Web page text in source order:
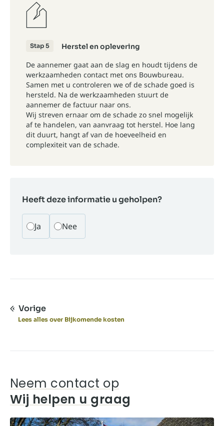
Stap 5 Herstel en oplevering
De aannemer gaat aan de slag en houdt tijdens de
werkzaamheden contact met ons Bouwbureau.
Samen met u controleren we of de schade goed is
hersteld. Na de werkzaamheden stuurt de
aannemer de factuur naar ons.
Wij streven ernaar om de schade zo snel mogelijk
af te handelen, van aanvraag tot herstel. Hoe lang
dit duurt, hangt af van de hoeveelheid en
complexiteit van de schade.
Heeft deze informatie u geholpen?
Ja Nee
Vorige
Lees alles over Bijkomende kosten
Neem contact op
Wij helpen u graag